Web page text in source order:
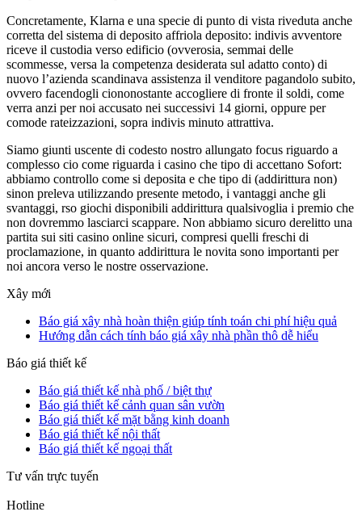
Concretamente, Klarna e una specie di punto di vista riveduta anche
corretta del sistema di deposito affriola deposito: indivis avventore
riceve il custodia verso edificio (ovverosia, semmai delle
scommesse, versa la competenza desiderata sul adatto conto) di
nuovo l’azienda scandinava assistenza il venditore pagandolo subito,
ovvero facendogli ciononostante accogliere di fronte il soldi, come
verra anzi per noi accusato nei successivi 14 giorni, oppure per
comode rateizzazioni, sopra indivis minuto attrattiva.
Siamo giunti uscente di codesto nostro allungato focus riguardo a
complesso cio come riguarda i casino che tipo di accettano Sofort:
abbiamo controllo come si deposita e che tipo di (addirittura non)
sinon preleva utilizzando presente metodo, i vantaggi anche gli
svantaggi, rso giochi disponibili addirittura qualsivoglia i premio che
non dovremmo lasciarci scappare. Non abbiamo sicuro derelitto una
partita sui siti casino online sicuri, compresi quelli freschi di
proclamazione, in quanto addirittura le novita sono importanti per
noi ancora verso le nostre osservazione.
Xây mới
Báo giá xây nhà hoàn thiện giúp tính toán chi phí hiệu quả
Hướng dẫn cách tính báo giá xây nhà phần thô dễ hiểu
Báo giá thiết kế
Báo giá thiết kế nhà phố / biệt thự
Báo giá thiết kế cảnh quan sân vườn
Báo giá thiết kế mặt bằng kinh doanh
Báo giá thiết kế nội thất
Báo giá thiết kế ngoại thất
Tư vấn trực tuyến
Hotline